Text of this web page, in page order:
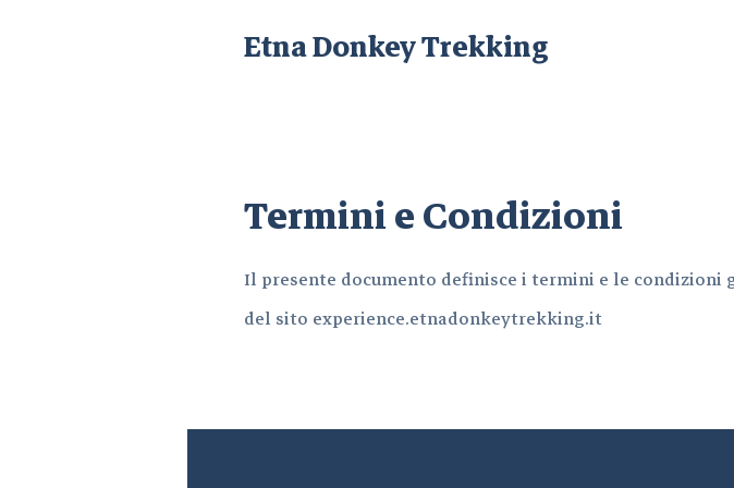
Etna Donkey Trekking
Termini e Condizioni
Il presente documento definisce i termini e le
del sito experience.etnadonkeytrekking.it